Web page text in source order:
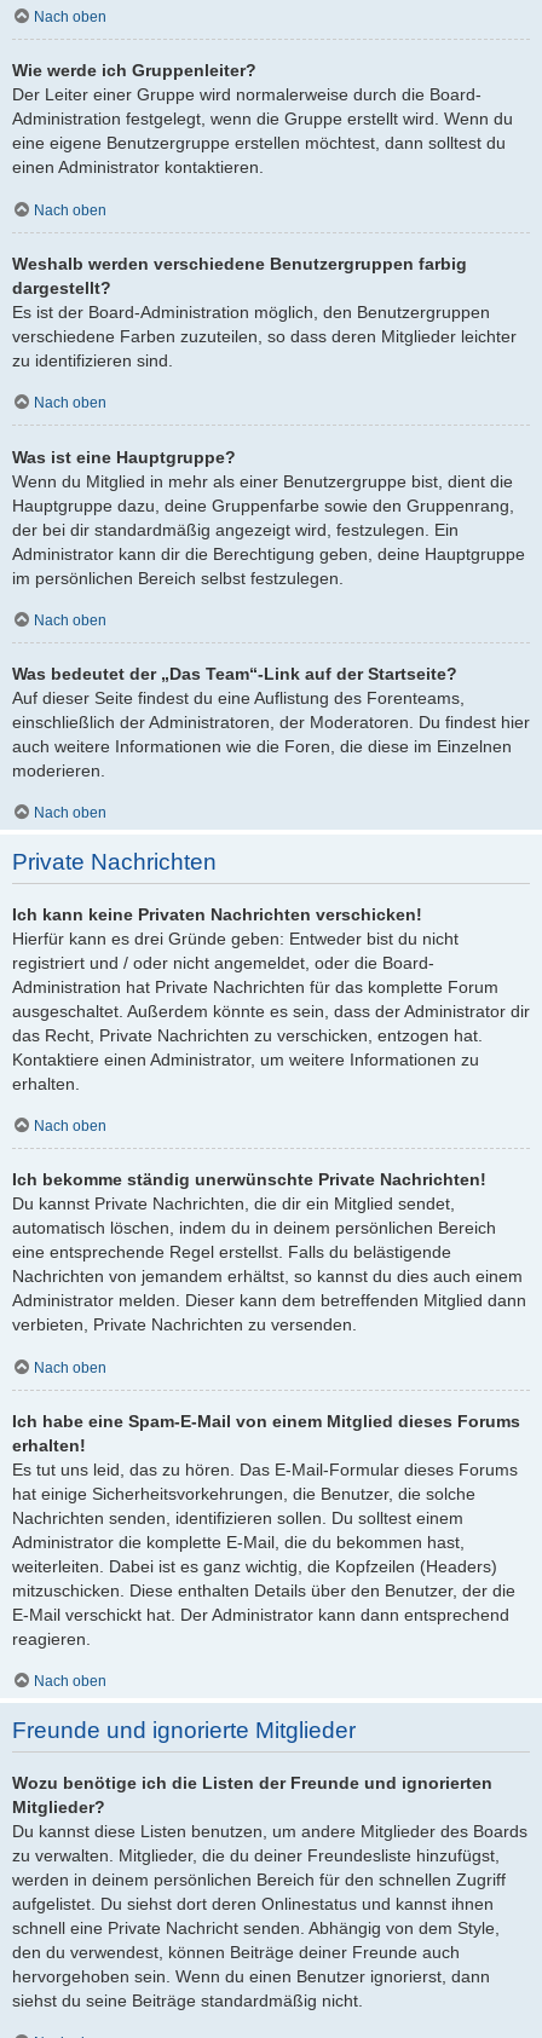
Nach oben
Wie werde ich Gruppenleiter?
Der Leiter einer Gruppe wird normalerweise durch die Board-
Administration festgelegt, wenn die Gruppe erstellt wird. Wenn du
eine eigene Benutzergruppe erstellen möchtest, dann solltest du
einen Administrator kontaktieren.
Nach oben
Weshalb werden verschiedene Benutzergruppen farbig
dargestellt?
Es ist der Board-Administration möglich, den Benutzergruppen
verschiedene Farben zuzuteilen, so dass deren Mitglieder leichter
zu identifizieren sind.
Nach oben
Was ist eine Hauptgruppe?
Wenn du Mitglied in mehr als einer Benutzergruppe bist, dient die
Hauptgruppe dazu, deine Gruppenfarbe sowie den Gruppenrang,
der bei dir standardmäßig angezeigt wird, festzulegen. Ein
Administrator kann dir die Berechtigung geben, deine Hauptgruppe
im persönlichen Bereich selbst festzulegen.
Nach oben
Was bedeutet der „Das Team“-Link auf der Startseite?
Auf dieser Seite findest du eine Auflistung des Forenteams,
einschließlich der Administratoren, der Moderatoren. Du findest hier
auch weitere Informationen wie die Foren, die diese im Einzelnen
moderieren.
Nach oben
Private Nachrichten
Ich kann keine Privaten Nachrichten verschicken!
Hierfür kann es drei Gründe geben: Entweder bist du nicht
registriert und / oder nicht angemeldet, oder die Board-
Administration hat Private Nachrichten für das komplette Forum
ausgeschaltet. Außerdem könnte es sein, dass der Administrator dir
das Recht, Private Nachrichten zu verschicken, entzogen hat.
Kontaktiere einen Administrator, um weitere Informationen zu
erhalten.
Nach oben
Ich bekomme ständig unerwünschte Private Nachrichten!
Du kannst Private Nachrichten, die dir ein Mitglied sendet,
automatisch löschen, indem du in deinem persönlichen Bereich
eine entsprechende Regel erstellst. Falls du belästigende
Nachrichten von jemandem erhältst, so kannst du dies auch einem
Administrator melden. Dieser kann dem betreffenden Mitglied dann
verbieten, Private Nachrichten zu versenden.
Nach oben
Ich habe eine Spam-E-Mail von einem Mitglied dieses Forums
erhalten!
Es tut uns leid, das zu hören. Das E-Mail-Formular dieses Forums
hat einige Sicherheitsvorkehrungen, die Benutzer, die solche
Nachrichten senden, identifizieren sollen. Du solltest einem
Administrator die komplette E-Mail, die du bekommen hast,
weiterleiten. Dabei ist es ganz wichtig, die Kopfzeilen (Headers)
mitzuschicken. Diese enthalten Details über den Benutzer, der die
E-Mail verschickt hat. Der Administrator kann dann entsprechend
reagieren.
Nach oben
Freunde und ignorierte Mitglieder
Wozu benötige ich die Listen der Freunde und ignorierten
Mitglieder?
Du kannst diese Listen benutzen, um andere Mitglieder des Boards
zu verwalten. Mitglieder, die du deiner Freundesliste hinzufügst,
werden in deinem persönlichen Bereich für den schnellen Zugriff
aufgelistet. Du siehst dort deren Onlinestatus und kannst ihnen
schnell eine Private Nachricht senden. Abhängig von dem Style,
den du verwendest, können Beiträge deiner Freunde auch
hervorgehoben sein. Wenn du einen Benutzer ignorierst, dann
siehst du seine Beiträge standardmäßig nicht.